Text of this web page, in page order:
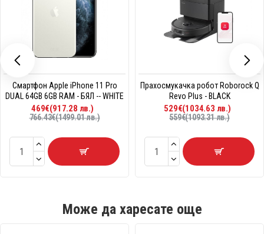
Смартфон Apple iPhone 11 Pro
DUAL 64GB 6GB RAM - БЯЛ -- WHITE
469€(917.28 лв.)
766.43€(1499.01 лв.)
Прахосмукачка робот Roborock Q
Revo Plus - BLACK
529€(1034.63 лв.)
559€(1093.31 лв.)
Може да харесате още